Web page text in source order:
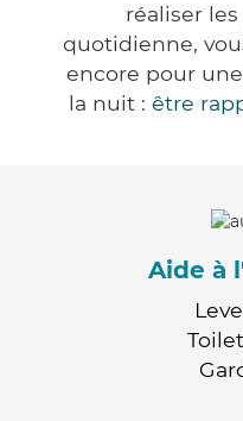
réaliser
quotidienne,
encore pour
la nuit : être
Aide à